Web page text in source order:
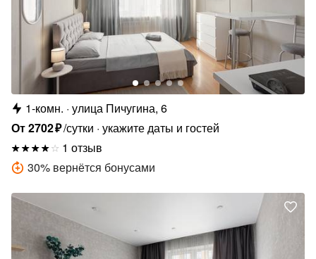
1-комн. улица Пичугина, 6
От2702₽/сутки укажите даты и гостей
1 отзыв
30% вернётся бонусами